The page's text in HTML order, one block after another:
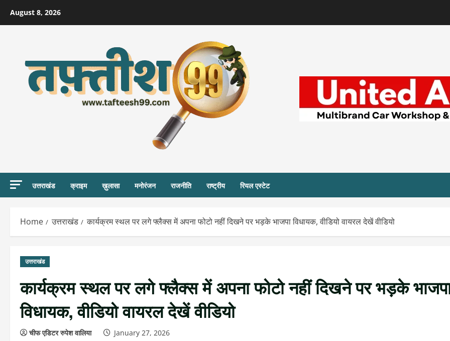
August 8, 2026
उत्तराखंड क्राइम ख़ुलासा मनोरंजन राजनीति राष्ट्रीय रियल एस्टेट
Home उत्तराखंड कार्यक्रम स्थल पर लगे फ्लैक्स में अपना फोटो नहीं दिखने पर भड़के भाजपा विधायक, वीडियो वायरल देखें वीडियो
उत्तराखंड
कार्यक्रम स्थल पर लगे फ्लैक्स में अपना फोटो नहीं दिखने पर भड़के
विधायक, वीडियो वायरल देखें वीडियो
चीफ एडिटर रुपेश वालिया January 27, 2026